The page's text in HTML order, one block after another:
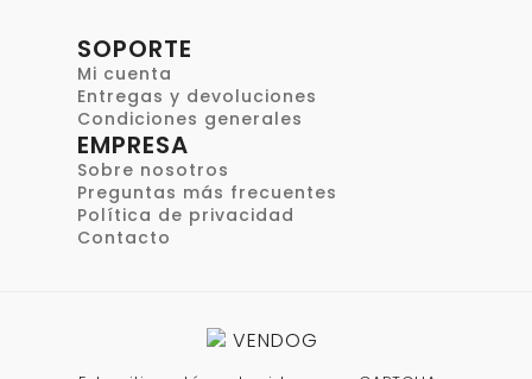
SOPORTE
Mi cuenta
Entregas y devoluciones
Condiciones generales
EMPRESA
Sobre nosotros
Preguntas más frecuentes
Política de privacidad
Contacto